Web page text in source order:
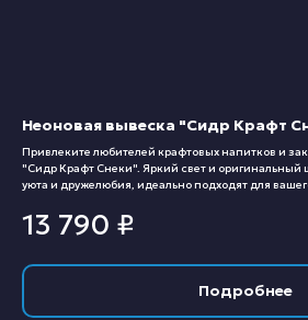
Неоновая вывеска "Сидр Крафт
Привлеките любителей крафтовых напитков и
"Сидр Крафт Снеки". Яркий свет и оригинальный
уюта и дружелюбия, идеально подходят для
13 790 ₽
Подробнее